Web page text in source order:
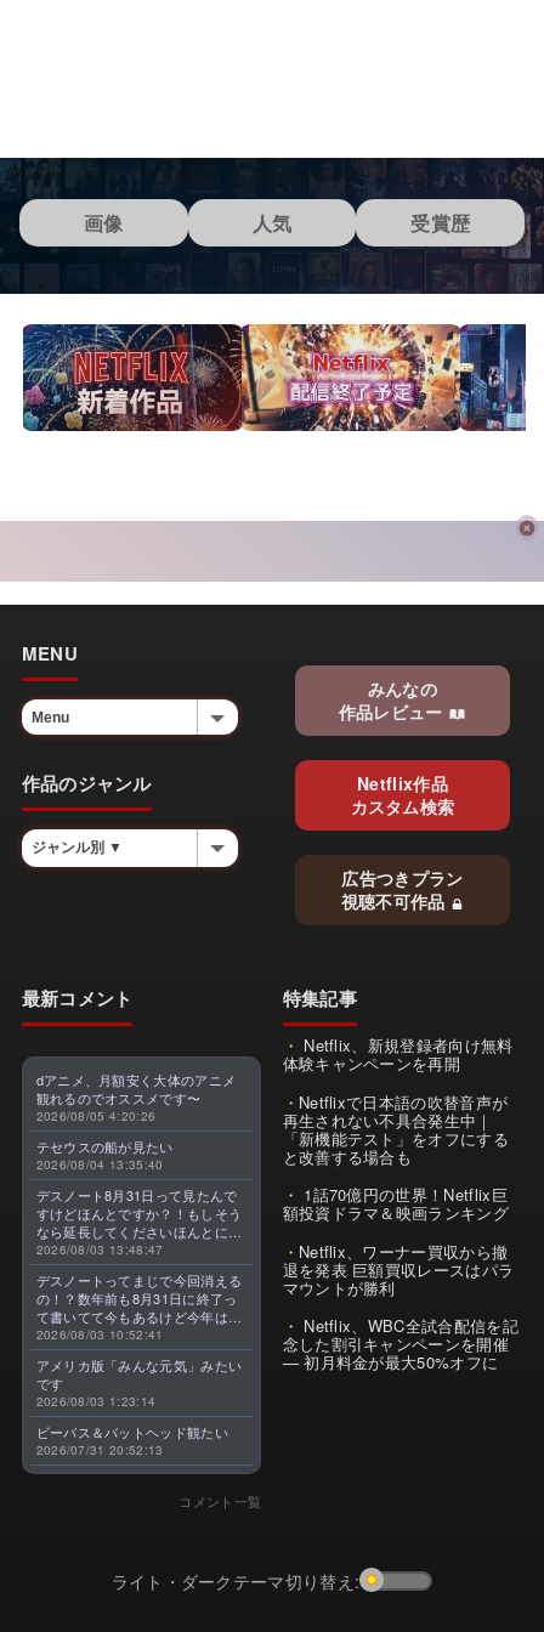
画像 人気 受賞歴
MENU
作品のジャンル
みんなの
作品レビュー
Netflix作品
カスタム検索
広告つきプラン
視聴不可作品
最新コメント
dアニメ、月額安く大体のアニメ
観れるのでオススメです〜
2026/08/05 4:20:26
テセウスの船が見たい
2026/08/04 13:35:40
デスノート8月31日って見たんで
すけどほんとですか？！もしそう
なら延長してくださいほんとに大
好きなんです😭
2026/08/03 13:48:47
デスノートってまじで今回消える
の！？数年前も8月31日に終了っ
て書いてて今もあるけど今年はま
じのやつ！？よくわからん！！で
きればなくならないでほしい！平
成アニメを振り返らせてくれっ
っ！！！！！！！
2026/08/03 10:52:41
アメリカ版「みんな元気」みたい
です
2026/08/03 1:23:14
ビーバス＆バットヘッド観たい
2026/07/31 20:52:13
コメント一覧
特集記事
Netflix、新規登録者向け無料
体験キャンペーンを再開
Netflixで日本語の吹替音声が
再生されない不具合発生中｜
「新機能テスト」をオフにする
と改善する場合も
1話70億円の世界！Netflix巨
額投資ドラマ＆映画ランキング
Netflix、ワーナー買収から撤
退を発表 巨額買収レースはパラ
マウントが勝利
Netflix、WBC全試合配信を記
念した割引キャンペーンを開催
— 初月料金が最大50%オフに
ライト・ダークテーマ切り替え: